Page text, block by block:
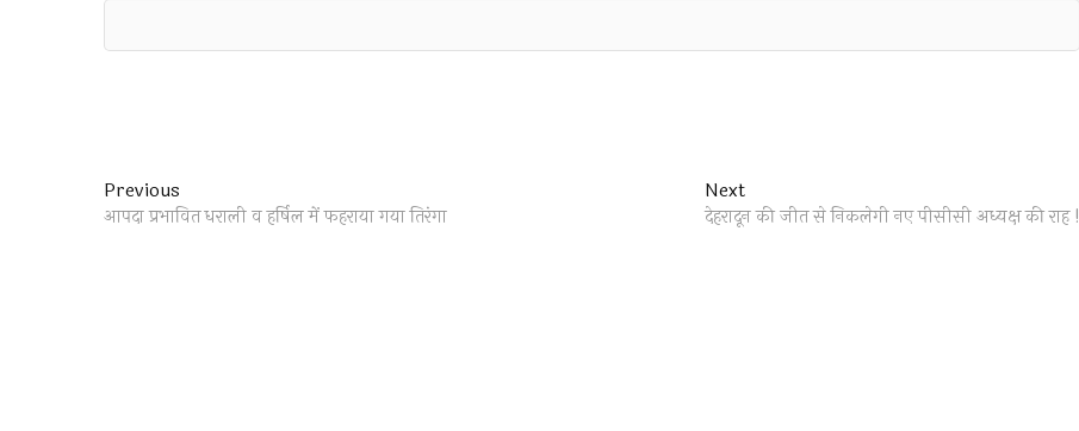
Post
navigation
Previous
post:
आपदा प्रभावित धराली व हर्षिल में फहराया गया तिरंगा
NextNext
post:
देहरादून की जीत से निकलेगी नए पीसीसी अध्यक्ष की राह !